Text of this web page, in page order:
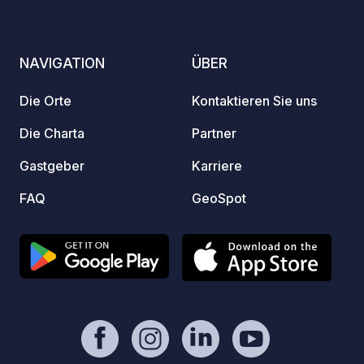
schedules overlap. Pets are welcome;
water and electricity provided,
NAVIGATION
Die Orte
Die Charta
Gastgeber
FAQ
ÜBER
Kontaktieren Sie uns
Partner
Karriere
GeoSpot